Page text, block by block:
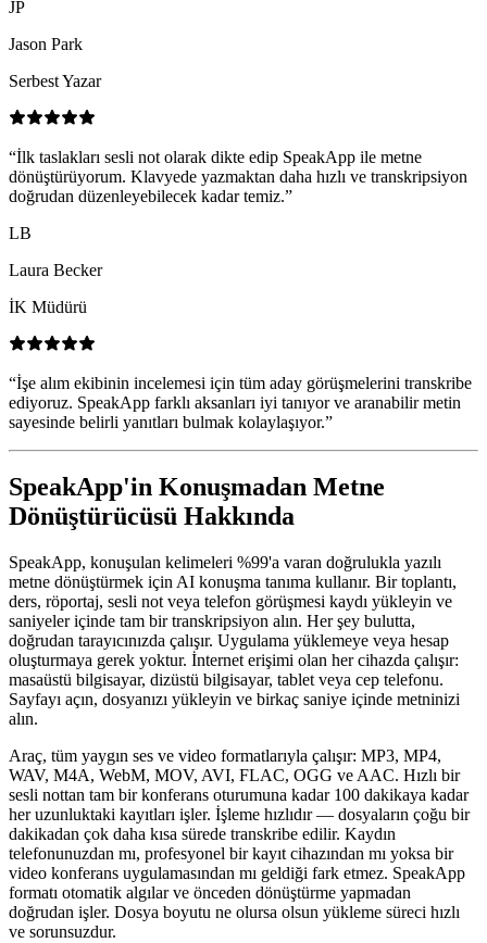
JP
Jason Park
Serbest Yazar
“İlk taslakları sesli not olarak dikte edip SpeakApp ile metne
dönüştürüyorum. Klavyede yazmaktan daha hızlı ve transkripsiyon
doğrudan düzenleyebilecek kadar temiz.”
LB
Laura Becker
İK Müdürü
“İşe alım ekibinin incelemesi için tüm aday görüşmelerini transkribe
ediyoruz. SpeakApp farklı aksanları iyi tanıyor ve aranabilir metin
sayesinde belirli yanıtları bulmak kolaylaşıyor.”
SpeakApp'in Konuşmadan Metne
Dönüştürücüsü Hakkında
SpeakApp, konuşulan kelimeleri %99'a varan doğrulukla yazılı
metne dönüştürmek için AI konuşma tanıma kullanır. Bir toplantı,
ders, röportaj, sesli not veya telefon görüşmesi kaydı yükleyin ve
saniyeler içinde tam bir transkripsiyon alın. Her şey bulutta,
doğrudan tarayıcınızda çalışır. Uygulama yüklemeye veya hesap
oluşturmaya gerek yoktur. İnternet erişimi olan her cihazda çalışır:
masaüstü bilgisayar, dizüstü bilgisayar, tablet veya cep telefonu.
Sayfayı açın, dosyanızı yükleyin ve birkaç saniye içinde metninizi
alın.
Araç, tüm yaygın ses ve video formatlarıyla çalışır: MP3, MP4,
WAV, M4A, WebM, MOV, AVI, FLAC, OGG ve AAC. Hızlı bir
sesli nottan tam bir konferans oturumuna kadar 100 dakikaya kadar
her uzunluktaki kayıtları işler. İşleme hızlıdır — dosyaların çoğu bir
dakikadan çok daha kısa sürede transkribe edilir. Kaydın
telefonunuzdan mı, profesyonel bir kayıt cihazından mı yoksa bir
video konferans uygulamasından mı geldiği fark etmez. SpeakApp
formatı otomatik algılar ve önceden dönüştürme yapmadan
doğrudan işler. Dosya boyutu ne olursa olsun yükleme süreci hızlı
ve sorunsuzdur.